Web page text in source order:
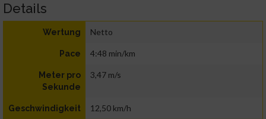
Details
Wertung Netto
Pace 4:48 min/km
Meter pro
Sekunde
3,47 m/s
Geschwindigkeit 12,50 km/h